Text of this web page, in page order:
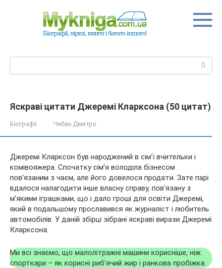
Яскраві цитати Джеремі Кларксона (50 цитат)
Біографії Чебан Дмитро
Джеремі Кларксон був народжений в сім’ї вчительки і
комівояжера. Спочатку сім’я володіла бізнесом
пов’язаним з чаєм, але його довелося продати. Зате парі
вдалося налагодити інше власну справу, пов’язану з
м’якими іграшками, що і дало гроші для освіти Джеремі,
який в подальшому прославився як журналіст і любитель
автомобілів. У даній збірці зібрані яскраві вирази Джеремі
Кларксона.
Ми всі знаємо, що малолітражні машини корисніше, ніж
спорткари – як корисні риб’ячий жир і ранкова пробіжка.